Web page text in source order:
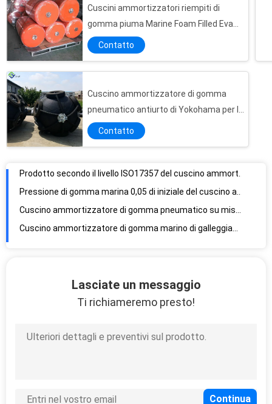
Cuscini ammortizzatori riempiti di
gomma piuma Marine Foam Filled Eva
Fenders per i crogioli di navi
Contatto
Cuscino ammortizzatore di gomma
pneumatico antiurto di Yokohama per le
navi di GPL
Contatto
Colore nero dei cuscini ammortizzatori di Marine Ship Port Pneumatic Rubber
Sottomarino gonfiabile di galleggiamento del cuscino ammortizzatore della barca del cuscino ammortizzatore pneumatico di Yokohama
Pressione della BV Yokohama Marine Wharf Rubber Fenders High resistente
Marine Airbags For Ship Launching gonfiabile di sollevamento di gomma pneumatica
I cuscini ammortizzatori marini di gomma spediscono le barche cilindriche di Marine Fender Rubber Fenders For del paraurti di gomma
Lasciate un messaggio
Ti richiameremo presto!